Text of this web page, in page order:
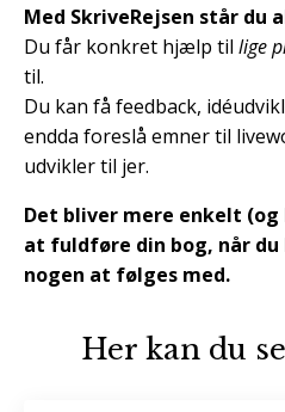
Med SkriveRejsen står du
Du får konkret hjælp til lige
til.
Du kan få feedback,
endda foreslå emner til
udvikler til jer.
Det bliver mere enkelt
at fuldføre din bog, når
nogen at følges med.
Her kan du